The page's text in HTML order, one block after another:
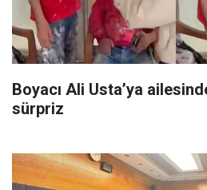
Boyacı Ali Usta’ya
sürpriz